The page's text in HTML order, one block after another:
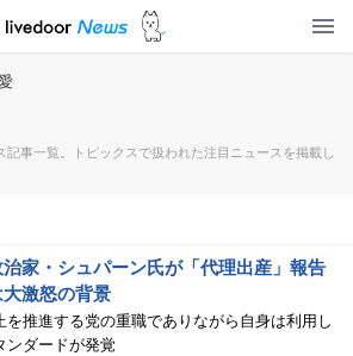
記事一覧。トピックスで扱われた注目ニュースを掲載し
治家・シュパーン氏が「代理出産」報告
激怒の背景
を推進する党の重職でありながら自身は利用し
ンダードが発覚